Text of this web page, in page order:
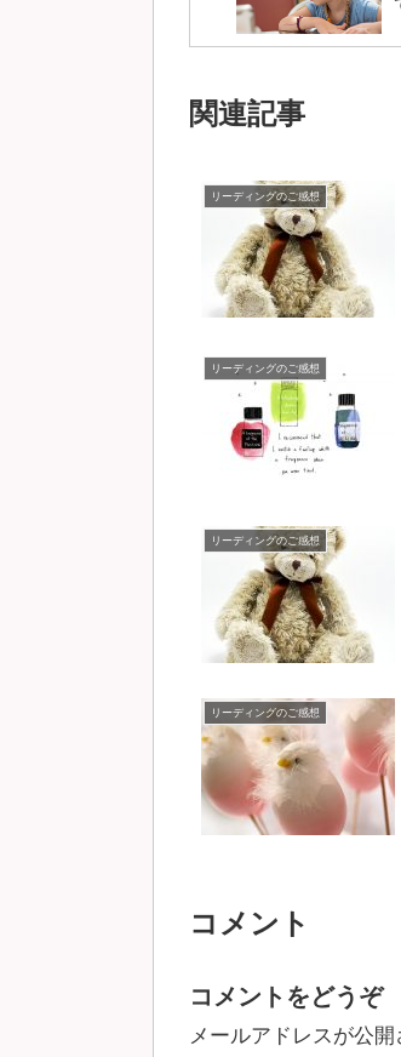
関連記事
リーディングのご感想
リーディングのご感想
リーディングのご感想
リーディングのご感想
コメント
コメントをどうぞ
メールアドレスが公開